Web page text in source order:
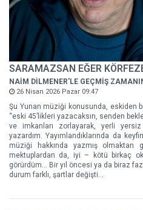
SARAMAZSAN EĞER
NAİM DİLMENER'LE GEÇMİŞ
26 Nisan 2026 Pazar 09:47
Şu Yunan müziği konusunda, eskiden
“eski 45’likleri yazacaksın, senden
ve imkanları zorlayarak, yerli
yazardım. Yayımlandıklarında da
müziği hakkında yazmış
mektuplardan da, iyi – kötü birkaç
görürdüm... Bir yıl öncesi ya da biraz
durum farklı, şartlar değişti...